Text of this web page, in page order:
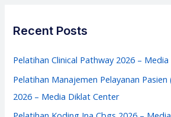
Center
f
o
r
Recent Posts
Pelatihan Clinical Pathway 2026 –
Pelatihan Manajemen Pelayanan
2026 – Media Diklat Center